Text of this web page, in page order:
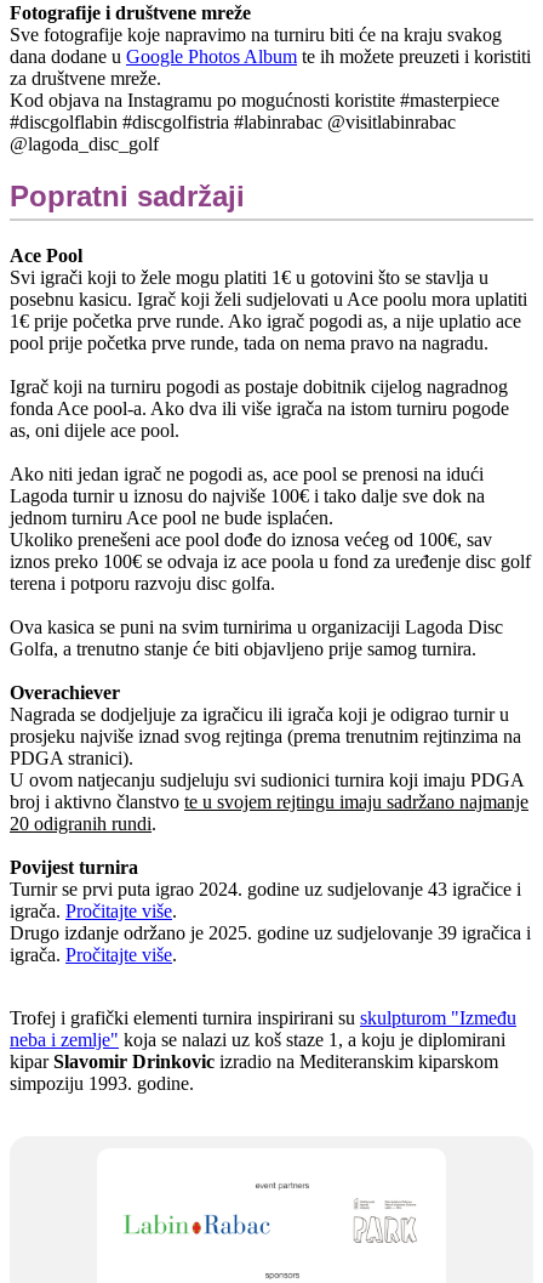
Fotografije i društvene mreže
Sve fotografije koje napravimo na turniru biti će na kraju svakog
dana dodane u Google Photos Album te ih možete preuzeti i koristiti
za društvene mreže.
Kod objava na Instagramu po mogućnosti koristite #masterpiece
#discgolflabin #discgolfistria #labinrabac @visitlabinrabac
@lagoda_disc_golf
Popratni sadržaji
Ace Pool
Svi igrači koji to žele mogu platiti 1€ u gotovini što se stavlja u
posebnu kasicu. Igrač koji želi sudjelovati u Ace poolu mora uplatiti
1€ prije početka prve runde. Ako igrač pogodi as, a nije uplatio ace
pool prije početka prve runde, tada on nema pravo na nagradu.
Igrač koji na turniru pogodi as postaje dobitnik cijelog nagradnog
fonda Ace pool-a. Ako dva ili više igrača na istom turniru pogode
as, oni dijele ace pool.
Ako niti jedan igrač ne pogodi as, ace pool se prenosi na idući
Lagoda turnir u iznosu do najviše 100€ i tako dalje sve dok na
jednom turniru Ace pool ne bude isplaćen.
Ukoliko prenešeni ace pool dođe do iznosa većeg od 100€, sav
iznos preko 100€ se odvaja iz ace poola u fond za uređenje disc golf
terena i potporu razvoju disc golfa.
Ova kasica se puni na svim turnirima u organizaciji Lagoda Disc
Golfa, a trenutno stanje će biti objavljeno prije samog turnira.
Overachiever
Nagrada se dodjeljuje za igračicu ili igrača koji je odigrao turnir u
prosjeku najviše iznad svog rejtinga (prema trenutnim rejtinzima na
PDGA stranici).
U ovom natjecanju sudjeluju svi sudionici turnira koji imaju PDGA
broj i aktivno članstvo te u svojem rejtingu imaju sadržano najmanje
20 odigranih rundi.
Povijest turnira
Turnir se prvi puta igrao 2024. godine uz sudjelovanje 43 igračice i
igrača. Pročitajte više.
Drugo izdanje održano je 2025. godine uz sudjelovanje 39 igračica i
igrača. Pročitajte više.
Trofej i grafički elementi turnira inspirirani su skulpturom "Između
neba i zemlje" koja se nalazi uz koš staze 1, a koju je diplomirani
kiparSlavomir Drinkovic izradio na Mediteranskim kiparskom
simpoziju 1993. godine.